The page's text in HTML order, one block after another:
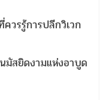
วรรู้การปลีกวิเวก
มัสยิดงามแห่งอาบูด